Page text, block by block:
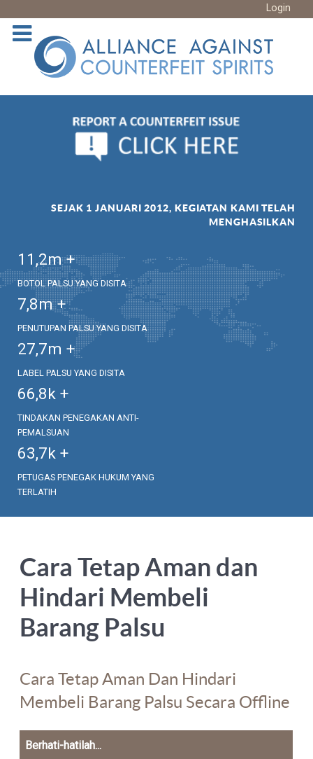
Login
SEJAK 1 JANUARI 2012, KEGIATAN KAMI TELAH
MENGHASILKAN
11,2m +
BOTOL PALSU YANG DISITA
7,8m +
PENUTUPAN PALSU YANG DISITA
27,7m +
LABEL PALSU YANG DISITA
66,8k +
TINDAKAN PENEGAKAN ANTI-
PEMALSUAN
63,7k +
PETUGAS PENEGAK HUKUM YANG
TERLATIH
Cara Tetap Aman dan
Hindari Membeli
Barang Palsu
Cara Tetap Aman Dan Hindari
Membeli Barang Palsu Secara Offline
Berhati-hatilah...